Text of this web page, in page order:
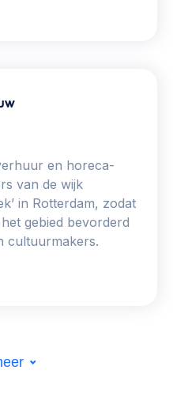
en horeca-
van de wijk
in Rotterdam, zodat
gebied bevorderd
cultuurmakers.